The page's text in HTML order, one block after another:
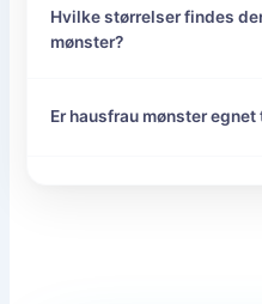
Hvilke størrelser findes
mønster?
Er hausfrau mønster